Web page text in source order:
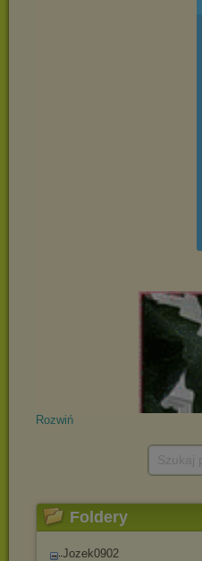
Rozwiń
Foldery
Jozek0902